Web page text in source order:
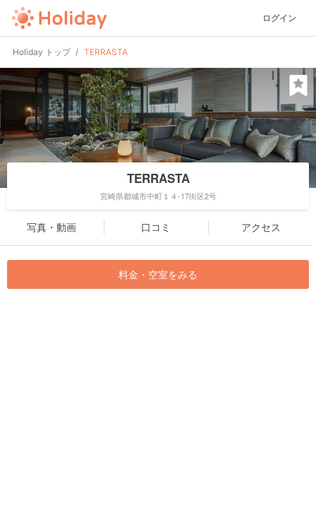
ログイン
Holiday トップ TERRASTA
TERRASTA
宮崎県都城市中町１４-17街区2号
写真・動画 口コミ アクセス
料金・空室をみる